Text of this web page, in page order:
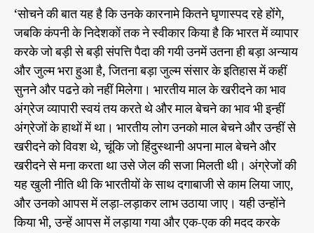
दी
स
मा
चा
प
त्र
r
i
e
s
आ
की
ख
नी
वि
शे
सं
पा
की
य
s
t
a
u
t
h
o
r
s
t
d
a
t
e
र
बा
‘सोचने की बात यह है कि उनके कारनामे कितने घृणास्पद रहे होंगे,
जबकि कंपनी के निदेशकों तक ने स्वीकार किया है कि भारत में व्यापार
करके जो बड़ी से बड़ी संपत्ति पैदा की गयी उनमें उतना ही बड़ा अन्याय
और जुल्म भरा हुआ है, जितना बड़ा जुल्म संसार के इतिहास में कहीं
सुनने और पढऩे को नहीं मिलेगा। भारतीय माल के खरीदने का भाव
अंग्रेज व्यापारी स्वयं तय करते थे और माल बेचने का भाव भी इन्हीं
अंग्रेजों के हाथों में था। भारतीय लोग उनको माल बेचने और उन्हीं से
खरीदने को विवश थे, चूंकि जो हिंदुस्थानी अपना माल बेचने और
खरीदने से मना करता था उसे जेल की सजा मिलती थी। अंग्रेजों की
यह खुली नीति थी कि भारतीयों के साथ दगाबाजी से काम लिया जाए,
और उनको आपस में लड़ा-लड़ाकर लाभ उठाया जाए। यही उन्होंने
किया भी, उन्हें आपस में लड़ाया गया और एक-एक की मदद करके